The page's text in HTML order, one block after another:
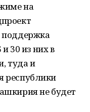
на
поддержка
30 из них в
туда и
республики
не будет